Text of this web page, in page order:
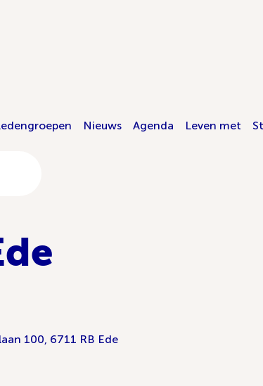
Nieuws Agenda Leven met
100, 6711 RB Ede